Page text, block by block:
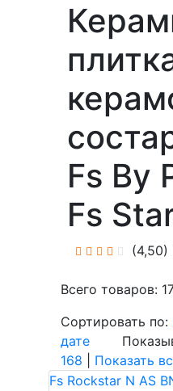
Fs By
Fs
(4,50)
Всего товаров:
Сортировать по:
дате
168
Показать
Fs Rockstar N AS